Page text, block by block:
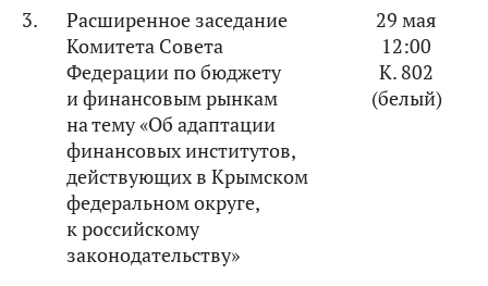
3.
Расширенное заседание
Комитета Совета
Федерации по бюджету
и финансовым рынкам
на тему «Об адаптации
финансовых институтов,
действующих в Крымском
федеральном округе,
к российскому
законодательству»
29 мая
12:00
К. 802
(белый)